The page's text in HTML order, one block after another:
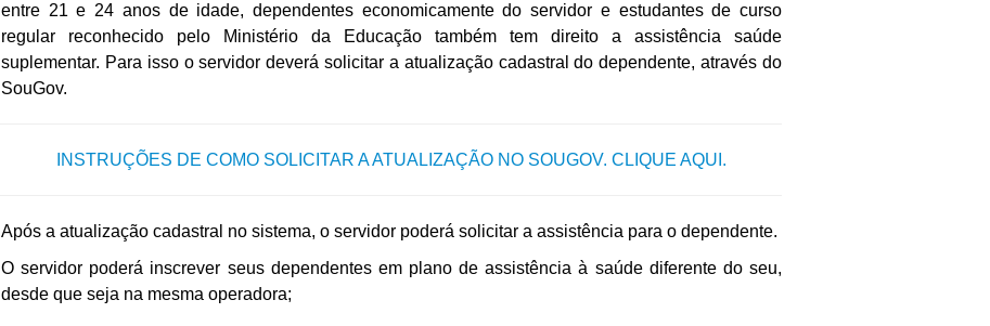
entre 21 e 24 anos de idade, dependentes economicamente do servidor e estudantes de curso
regular reconhecido pelo Ministério da Educação também tem direito a assistência saúde
suplementar. Para isso o servidor deverá solicitar a atualização cadastral do dependente, através do
SouGov.
INSTRUÇÕES DE COMO SOLICITAR A ATUALIZAÇÃO NO SOUGOV. CLIQUE AQUI.
Após a atualização cadastral no sistema, o servidor poderá solicitar a assistência para o dependente.
O servidor poderá inscrever seus dependentes em plano de assistência à saúde diferente do seu,
desde que seja na mesma operadora;